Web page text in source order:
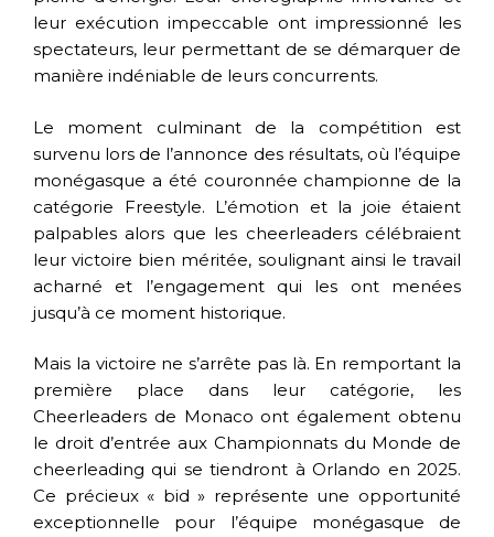
leur exécution impeccable ont impressionné les
spectateurs, leur permettant de se démarquer de
manière indéniable de leurs concurrents.
Le moment culminant de la compétition est
survenu lors de l’annonce des résultats, où l’équipe
monégasque a été couronnée championne de la
catégorie Freestyle. L’émotion et la joie étaient
palpables alors que les cheerleaders célébraient
leur victoire bien méritée, soulignant ainsi le travail
acharné et l’engagement qui les ont menées
jusqu’à ce moment historique.
Mais la victoire ne s’arrête pas là. En remportant la
première place dans leur catégorie, les
Cheerleaders de Monaco ont également obtenu
le droit d’entrée aux Championnats du Monde de
cheerleading qui se tiendront à Orlando en 2025.
Ce précieux « bid » représente une opportunité
exceptionnelle pour l’équipe monégasque de